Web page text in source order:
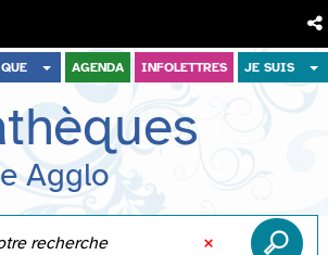
AGENDA INFOLETTRES JE SUIS
thèques
Agglo